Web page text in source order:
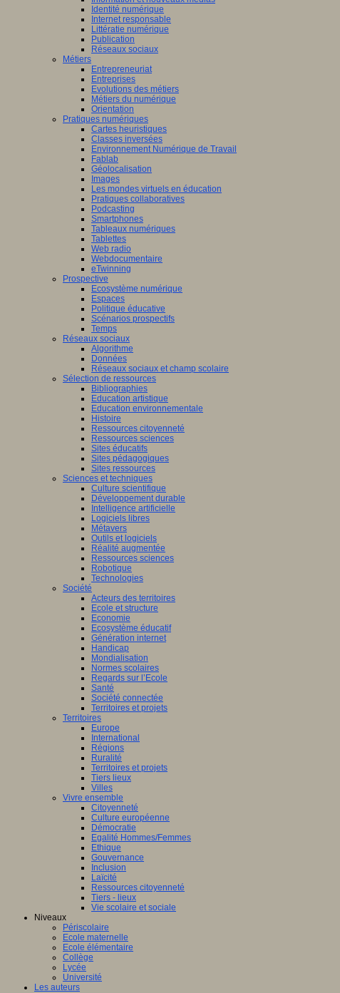
Identité numérique
Internet responsable
Littératie numérique
Publication
Réseaux sociaux
Métiers
Entrepreneuriat
Entreprises
Evolutions des métiers
Métiers du numérique
Orientation
Pratiques numériques
Cartes heuristiques
Classes inversées
Environnement Numérique de Travail
Fablab
Géolocalisation
Images
Les mondes virtuels en éducation
Pratiques collaboratives
Podcasting
Smartphones
Tableaux numériques
Tablettes
Web radio
Webdocumentaire
eTwinning
Prospective
Ecosystème numérique
Espaces
Politique éducative
Scénarios prospectifs
Temps
Réseaux sociaux
Algorithme
Données
Réseaux sociaux et champ scolaire
Sélection de ressources
Bibliographies
Education artistique
Education environnementale
Histoire
Ressources citoyenneté
Ressources sciences
Sites éducatifs
Sites pédagogiques
Sites ressources
Sciences et techniques
Culture scientifique
Développement durable
Intelligence artificielle
Logiciels libres
Métavers
Outils et logiciels
Réalité augmentée
Ressources sciences
Robotique
Technologies
Société
Acteurs des territoires
Ecole et structure
Economie
Ecosystème éducatif
Génération internet
Handicap
Mondialisation
Normes scolaires
Regards sur l’Ecole
Santé
Société connectée
Territoires et projets
Territoires
Europe
International
Régions
Ruralité
Territoires et projets
Tiers lieux
Villes
Vivre ensemble
Citoyenneté
Culture européenne
Démocratie
Egalité Hommes/Femmes
Ethique
Gouvernance
Inclusion
Laïcité
Ressources citoyenneté
Tiers - lieux
Vie scolaire et sociale
Niveaux
Périscolaire
Ecole maternelle
Ecole élémentaire
Collège
Lycée
Université
Les auteurs